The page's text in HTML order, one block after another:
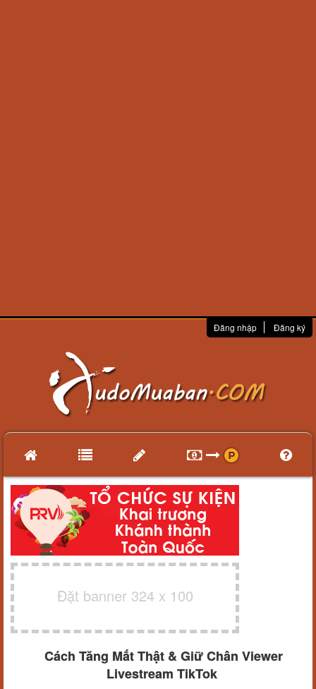
Đăng nhập Đăng ký
Đặt banner 324 x 100
Cách Tăng Mắt Thật & Giữ Chân Viewer
Livestream TikTok